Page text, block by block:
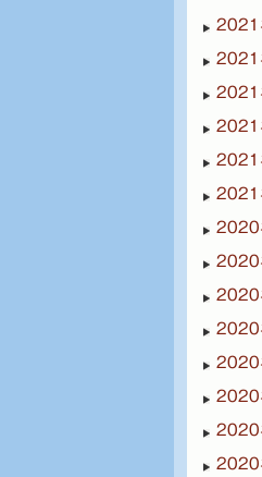
2021
2021
2021
2021
2021
2021
2020
2020
2020
2020
2020
2020
2020
2020